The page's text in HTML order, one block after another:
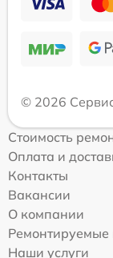
© 2026
Стоимость
Оплата и
Контакты
Вакансии
О компании
Ремонтируемые
Наши услуги